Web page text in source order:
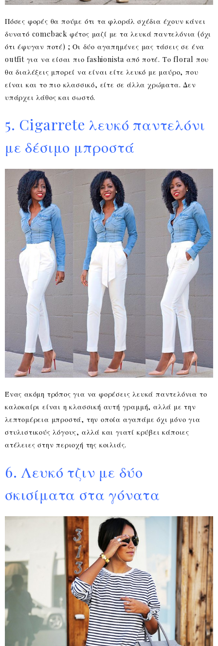
Πόσες φορές θα πούμε ότι τα φλοράλ σχέδια έχουν κάνει
δυνατό comeback φέτος μαζί με τα λευκά παντελόνια (όχι
ότι έφυγαν ποτέ) ; Οι δύο αγαπημένες μας τάσεις σε ένα
outfit για να είσαι πιο fashionista από ποτέ. Το floral που
θα διαλέξεις μπορεί να είναι είτε λευκό με μαύρο, που
είναι και το πιο κλασσικό, είτε σε άλλα χρώματα. Δεν
υπάρχει λάθος και σωστό.
5. Cigarrete λευκό παντελόνι
με δέσιμο μπροστά
Ένας ακόμη τρόπος για να φορέσεις λευκά παντελόνια το
καλοκαίρι είναι η κλασσική αυτή γραμμή, αλλά με την
λεπτομέρεια μπροστά, την οποία αγαπάμε όχι μόνο για
στυλιστικούς λόγους, αλλά και γιατί κρύβει κάποιες
ατέλειες στην περιοχή της κοιλιάς.
6. Λευκό τζιν με δύο
σκισίματα στα γόνατα